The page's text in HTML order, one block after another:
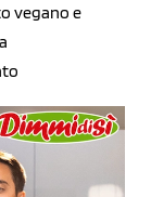
vegano e